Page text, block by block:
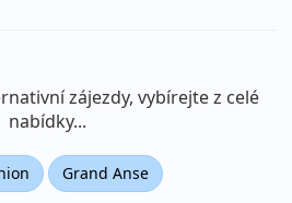
zájezdy, vybírejte z celé
nabídky...
Grand Anse